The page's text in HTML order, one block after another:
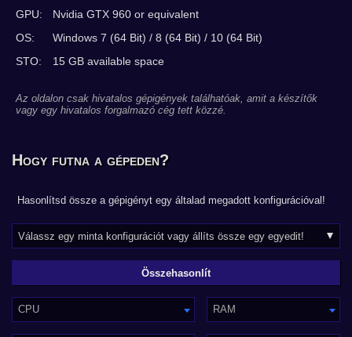
GPU:
Nvidia GTX 960 or equivalent
OS:
Windows 7 (64 Bit) / 8 (64 Bit) / 10 (64 Bit)
STO:
15 GB available space
Az oldalon csak hivatalos gépigények találhatóak, amit a készítők
vagy egy hivatalos forgalmazó cég tett közzé.
Hogy futna a gépeden?
Hasonlítsd össze a gépigényt egy általad megadott konfigurációval!
CPU RAM